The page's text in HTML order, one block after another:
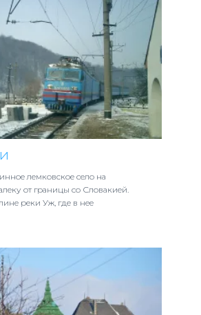
лемковское село на
от границы со Словакией.
реки Уж, где в нее